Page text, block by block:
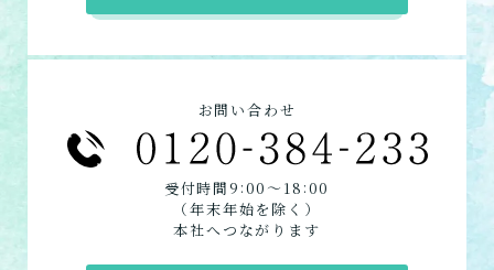
デイサービス
特化型デイサービス
ショートステイ
訪問介護
居宅介護支援
お問い合わせ
受付時間9 :00〜18 :00
（年末年始を除く）
本社へつながります